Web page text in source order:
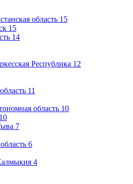
область 15
15
14
Республика 12
11
область 10
10
7
6
4